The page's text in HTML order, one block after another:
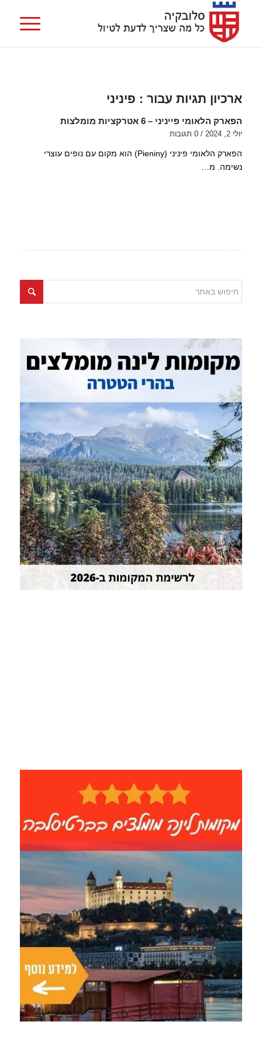
ארכיון תגיות עבור : פיניני
הפארק הלאומי פייניני – 6 אטרקציות מומלצות
יולי 2, 2024 / 0 תגובות
הפארק הלאומי פיניני (Pieniny) הוא מקום עם נופים עוצרי
נשימה. מ…